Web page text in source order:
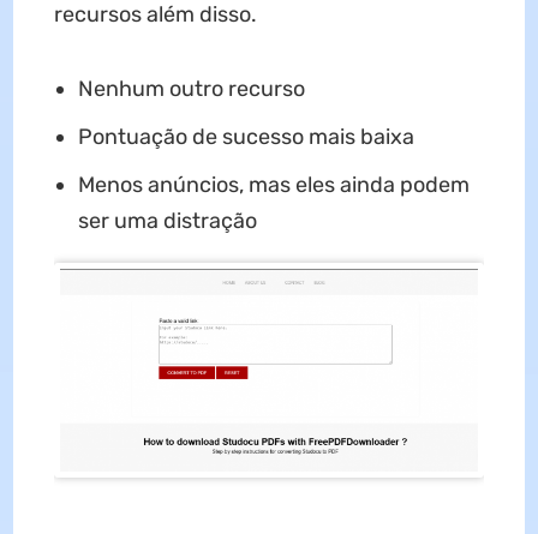
recursos além disso.
Nenhum outro recurso
Pontuação de sucesso mais baixa
Menos anúncios, mas eles ainda podem
ser uma distração